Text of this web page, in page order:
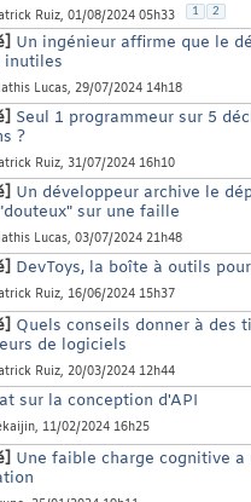
Ruiz, 01/08/2024 05h33 1 2
Un ingénieur affirme que le
inutiles
Lucas, 29/07/2024 14h18
Seul 1 programmeur sur 5
?
Ruiz, 31/07/2024 16h10
Un développeur archive le
sur une faille
Lucas, 03/07/2024 21h48
DevToys, la boîte à outils
Ruiz, 16/06/2024 15h37
Quels conseils donner à des
de logiciels
Ruiz, 20/03/2024 12h44
sur la conception d'API
, 11/02/2024 16h25
Une faible charge cognitive